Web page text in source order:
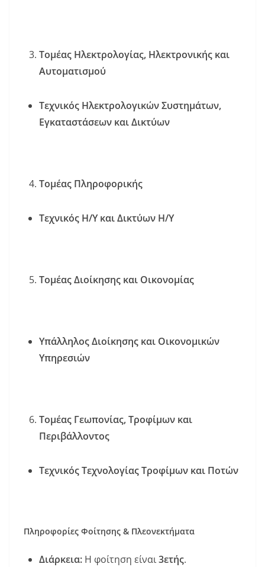
Τομέας Ηλεκτρολογίας, Ηλεκτρονικής και
Αυτοματισμού
Τεχνικός Ηλεκτρολογικών Συστημάτων,
Εγκαταστάσεων και Δικτύων
Τομέας Πληροφορικής
Τεχνικός Η/Υ και Δικτύων Η/Υ
Τομέας Διοίκησης και Οικονομίας
Υπάλληλος Διοίκησης και Οικονομικών
Υπηρεσιών
Τομέας Γεωπονίας, Τροφίμων και
Περιβάλλοντος
Τεχνικός Τεχνολογίας Τροφίμων και Ποτών
Πληροφορίες Φοίτησης & Πλεονεκτήματα
Διάρκεια: Η φοίτηση είναι3ετής.